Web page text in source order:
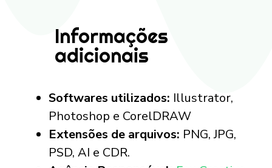
Informações
adicionais
Softwares utilizados: Illustrator,
Photoshop e CorelDRAW
Extensões de arquivos: PNG, JPG,
PSD, AI e CDR.